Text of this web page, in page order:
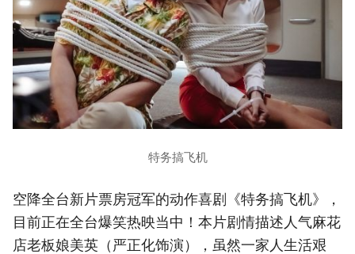
特务搞飞机
空降全台新片票房冠军的动作喜剧《特务搞飞机》，
目前正在全台爆笑热映当中！本片剧情描述人气麻花
店老板娘美英（严正化饰演），虽然一家人生活艰